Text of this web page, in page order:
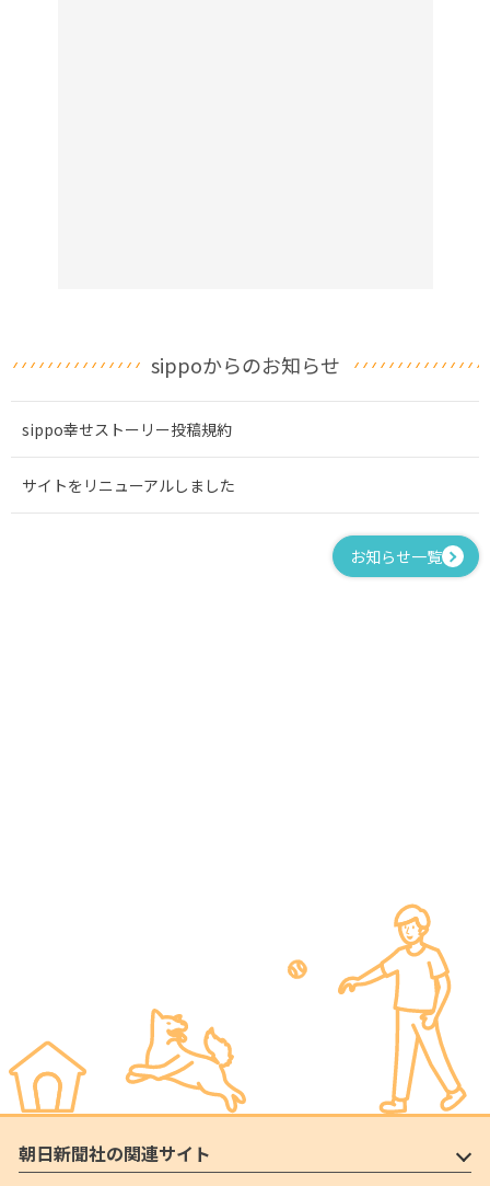
sippoからのお知らせ
sippo幸せストーリー投稿規約
サイトをリニューアルしました
お知らせ一覧
朝日新聞社の関連サイト